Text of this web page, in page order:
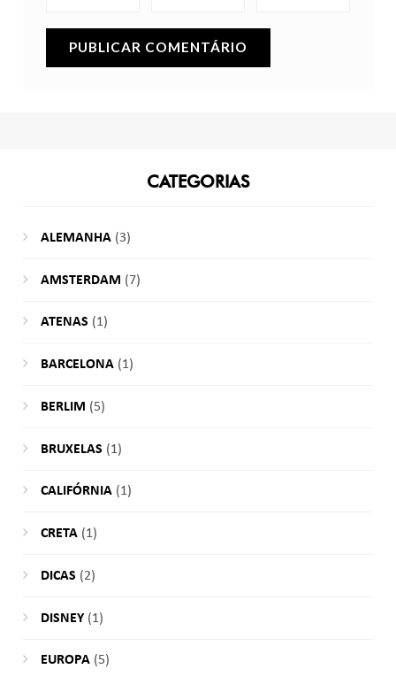
CATEGORIAS
ALEMANHA(3)
AMSTERDAM (7)
ATENAS (1)
BARCELONA(1)
BERLIM (5)
BRUXELAS (1)
CALIFÓRNIA(1)
CRETA(1)
DICAS (2)
DISNEY(1)
EUROPA(5)